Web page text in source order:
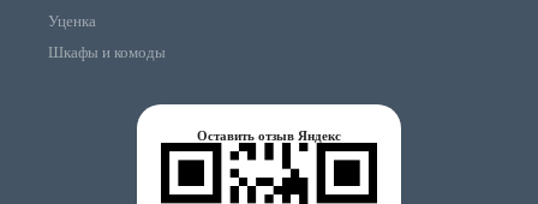
Уценка
Шкафы и комоды
Оставить отзыв Яндекс